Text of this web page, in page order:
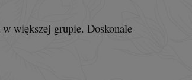
większej grupie. Doskonale